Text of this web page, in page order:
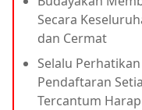
Secara
dan Cermat
Selalu
Pendaftaran
Tercantum